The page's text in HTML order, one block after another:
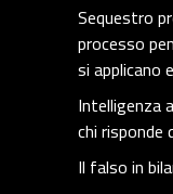
Sequestro
processo
si applicano
Intelligenza
chi risponde
Il falso in